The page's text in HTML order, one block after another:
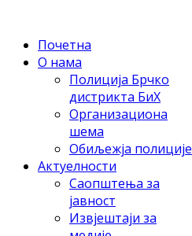
Почетна
О нама
Полиција Брчко
дистрикта БиХ
Организациона
шема
Обиљежја полиције
Актуелности
Саопштења за
јавност
Извјештаји за